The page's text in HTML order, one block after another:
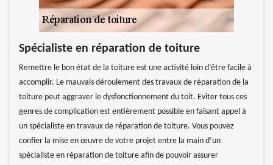
Spécialiste en réparation de toiture
Remettre le bon état de la toiture est une activité loin d’être facile à
accomplir. Le mauvais déroulement des travaux de réparation de la
toiture peut aggraver le dysfonctionnement du toit. Eviter tous ces
genres de complication est entièrement possible en faisant appel à
un spécialiste en travaux de réparation de toiture. Vous pouvez
confier la mise en œuvre de votre projet entre la main d’un
spécialiste en réparation de toiture afin de pouvoir assurer